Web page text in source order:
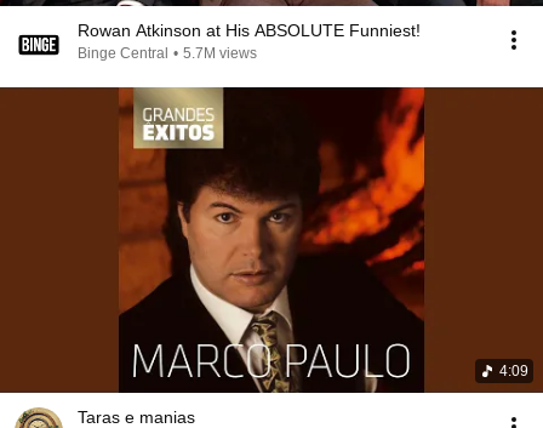
Rowan Atkinson at His ABSOLUTE Funniest!
Binge Central • 5.7M views
4:09
Taras e manias